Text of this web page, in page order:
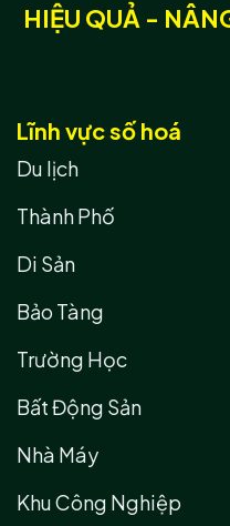
HIỆU QUẢ -
Lĩnh vực số hoá
Du lịch
Thành Phố
Di Sản
Bảo Tàng
Trường Học
Bất Động Sản
Nhà Máy
Khu Công Nghiệp